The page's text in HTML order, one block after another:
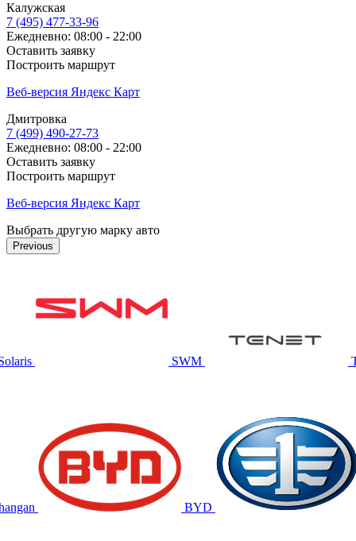
Калужская
7 (495) 477-33-96
Ежедневно: 08:00 - 22:00
Оставить заявку
Построить маршрут
Веб-версия Яндекс Карт
Дмитровка
7 (499) 490-27-73
Ежедневно: 08:00 - 22:00
Оставить заявку
Построить маршрут
Веб-версия Яндекс Карт
Выбрать другую марку авто
Previous
SWM
BYD